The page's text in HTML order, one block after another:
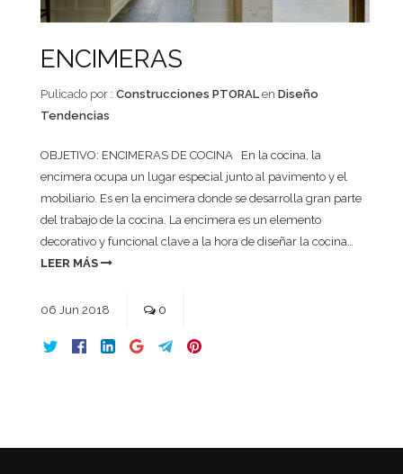
ENCIMERAS
Pulicado por : Construcciones PTORAL en Diseño
Tendencias
OBJETIVO: ENCIMERAS DE COCINA En la cocina, la
encimera ocupa un lugar especial junto al pavimento y el
mobiliario. Es en la encimera donde se desarrolla gran parte
del trabajo de la cocina. La encimera es un elemento
decorativo y funcional clave a la hora de diseñar la cocina…
LEER MÁS
06 Jun 2018 0